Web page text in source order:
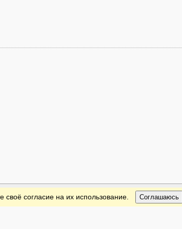
согласие на их использование. Соглашаюсь